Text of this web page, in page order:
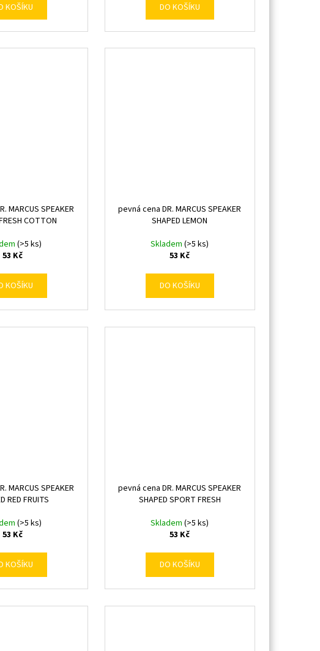
KOŠÍKU DO KOŠÍKU
MARCUS SPEAKER
COTTON
(>5 ks)
53 Kč
KOŠÍKU
pevná cena DR. MARCUS SPEAKER
SHAPED LEMON
Skladem(>5 ks)
53 Kč
DO KOŠÍKU
MARCUS SPEAKER
RED FRUITS
(>5 ks)
53 Kč
KOŠÍKU
pevná cena DR. MARCUS SPEAKER
SHAPED SPORT FRESH
Skladem(>5 ks)
53 Kč
DO KOŠÍKU